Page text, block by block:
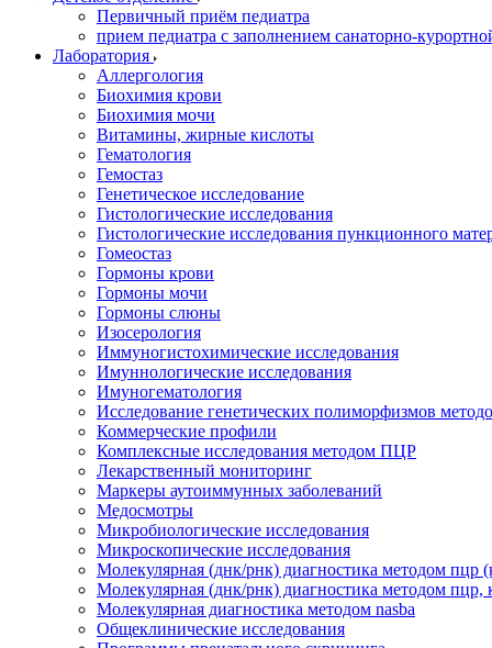
Первичный приём педиатра
прием педиатра с заполнением санаторно-
Лаборатория
Аллергология
Биохимия крови
Биохимия мочи
Витамины, жирные кислоты
Гематология
Гемостаз
Генетическое исследование
Гистологические исследования
Гистологические исследования пункционного
Гомеостаз
Гормоны крови
Гормоны мочи
Гормоны слюны
Изосерология
Иммуногистохимические исследования
Имуннологические исследования
Имуногематология
Исследование генетических полиморфизмов
Коммерческие профили
Комплексные исследования методом ПЦР
Лекарственный мониторинг
Маркеры аутоиммунных заболеваний
Медосмотры
Микробиологические исследования
Микроскопические исследования
Молекулярная (днк/рнк) диагностика методом пцр
Молекулярная (днк/рнк) диагностика методом пцр,
Молекулярная диагностика методом nasba
Общеклинические исследования